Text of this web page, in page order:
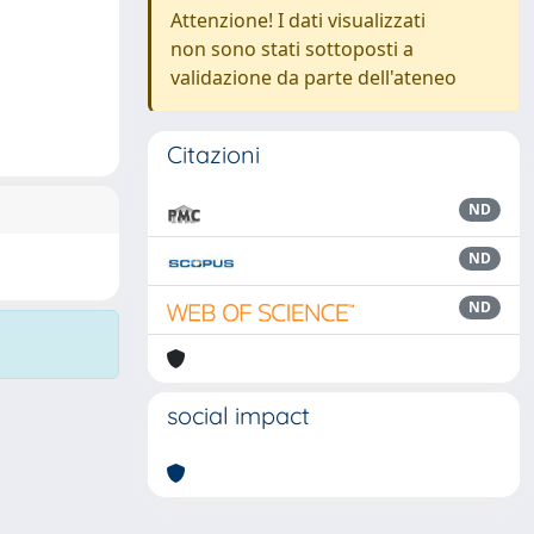
Attenzione! I dati visualizzati
non sono stati sottoposti a
validazione da parte dell'ateneo
Citazioni
ND
ND
ND
social impact